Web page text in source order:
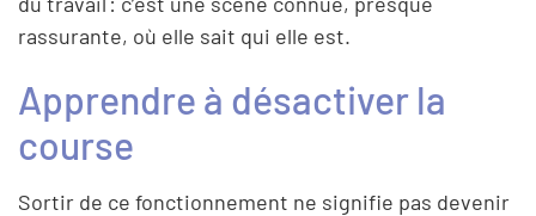
rassurante, où elle sait qui elle est.
Apprendre à désactiver la
course
Sortir de ce fonctionnement ne signifie pas devenir